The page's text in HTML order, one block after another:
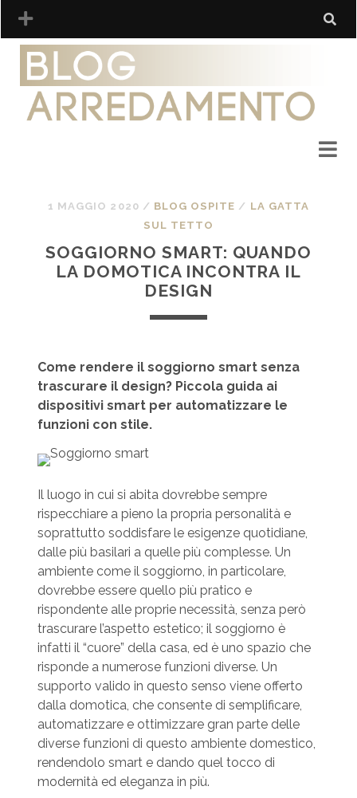
1 MAGGIO 2020 / BLOG OSPITE / LA GATTA
SUL TETTO
SOGGIORNO SMART: QUANDO
LA DOMOTICA INCONTRA IL
DESIGN
Come rendere il soggiorno smart senza
trascurare il design? Piccola guida ai
dispositivi smart per automatizzare le
funzioni con stile.
Il luogo in cui si abita dovrebbe sempre
rispecchiare a pieno la propria personalità e
soprattutto soddisfare le esigenze quotidiane,
dalle più basilari a quelle più complesse. Un
ambiente come il soggiorno, in particolare,
dovrebbe essere quello più pratico e
rispondente alle proprie necessità, senza però
trascurare l’aspetto estetico; il soggiorno è
infatti il “cuore” della casa, ed è uno spazio che
risponde a numerose funzioni diverse. Un
supporto valido in questo senso viene offerto
dalla domotica, che consente di semplificare,
automatizzare e ottimizzare gran parte delle
diverse funzioni di questo ambiente domestico,
rendendolo smart e dando quel tocco di
modernità ed eleganza in più.